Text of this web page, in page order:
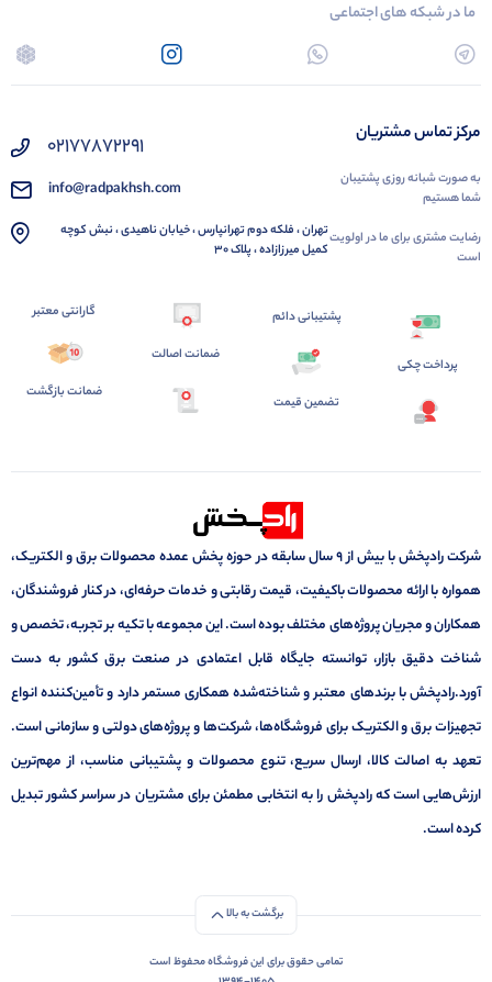
ما در شبکه های اجتماعی
مرکز تماس مشتریان
به صورت شبانه روزی پشتیبان
شما هستیم
رضایت مشتری برای ما در اولویت
است
02177872291
info@radpakhsh.com
تهران ، فلکه دوم تهرانپارس ، خیابان ناهیدی ، نبش کوچه
کمیل میرزازاده ، پلاک 30
پرداخت چکی
پشتیبانی دائم
تضمین قیمت
ضمانت اصالت
گارانتی معتبر
ضمانت بازگشت
شرکت رادپخش با بیش از ۹ سال سابقه در حوزه پخش عمده محصولات برق و الکتریک،
همواره با ارائه محصولات باکیفیت، قیمت رقابتی و خدمات حرفه‌ای، در کنار فروشندگان،
همکاران و مجریان پروژه‌های مختلف بوده است. این مجموعه با تکیه بر تجربه، تخصص و
شناخت دقیق بازار، توانسته جایگاه قابل اعتمادی در صنعت برق کشور به دست
آورد.رادپخش با برندهای معتبر و شناخته‌شده همکاری مستمر دارد و تأمین‌کننده انواع
تجهیزات برق و الکتریک برای فروشگاه‌ها، شرکت‌ها و پروژه‌های دولتی و سازمانی است.
تعهد به اصالت کالا، ارسال سریع، تنوع محصولات و پشتیبانی مناسب، از مهم‌ترین
ارزش‌هایی است که رادپخش را به انتخابی مطمئن برای مشتریان در سراسر کشور تبدیل
کرده است.
برگشت به بالا
تمامی حقوق برای این فروشگاه محفوظ است